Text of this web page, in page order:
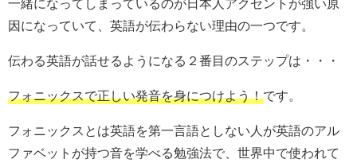
因になっていて、英語が伝わらない理由の一つです。
伝わる英語が話せるようになる２番目のステップは・・・
フォニックスで正しい発音を身につけよう！です。
フォニックスとは英語を第一言語としない人が英語のアル
ファベットが持つ音を学べる勉強法で、世界中で使われて